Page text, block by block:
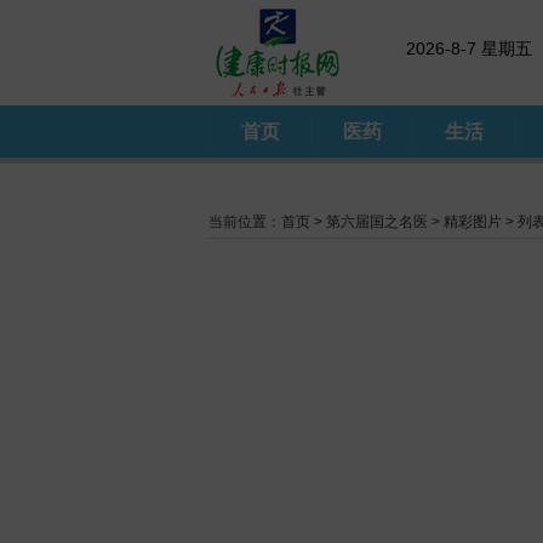
2026-8-7 星期五
首页 医药 生活
当前位置： 首页 > 第六届国之名医 > 精彩图片 > 列